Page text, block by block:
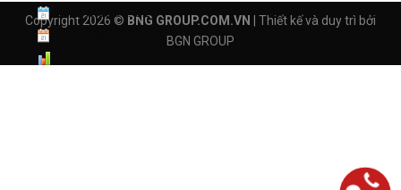
This Month : 3241
Copyright 2026 © BNG GROUP.COM.VN
| Thiết kế và duy trì bởi
BGN GROUP